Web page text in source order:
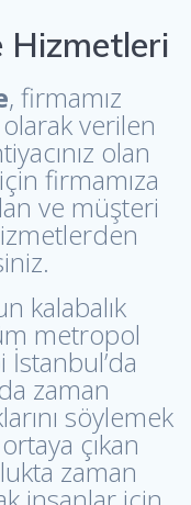
, firmamız
verilen
olan
firmamıza
ve müşteri
kalabalık
metropol
zaman
söylemek
çıkan
zaman